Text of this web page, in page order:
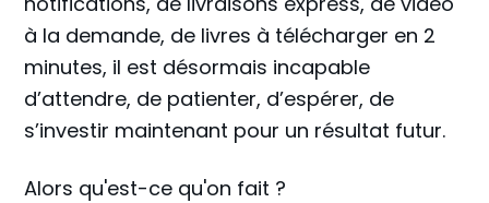
à la demande, de livres à télécharger en 2
minutes, il est désormais incapable
d’attendre, de patienter, d’espérer, de
s’investir maintenant pour un résultat futur.
Alors qu'est-ce qu'on fait ?